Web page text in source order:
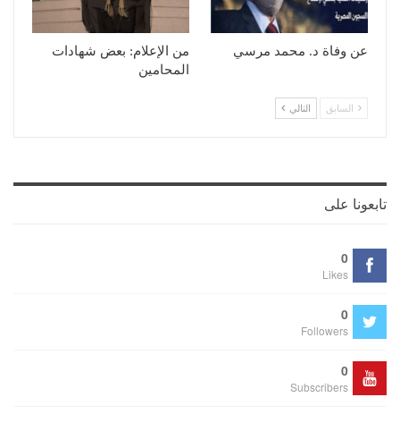
عن وفاة د. محمد مرسي
من الإعلام: بعض شهادات
المحامين
السابق التالي
تابعونا على
0
Likes
0
Followers
0
Subscribers